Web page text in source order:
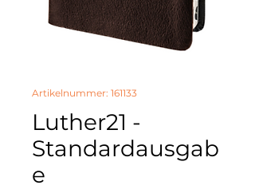
Artikelnummer: 161133
Luther21 -
Standardausgab
e